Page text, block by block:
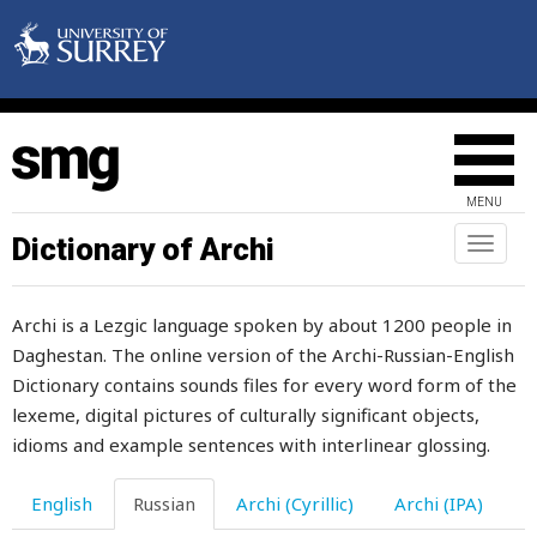
MENU
Toggle
Dictionary of Archi
Archi is a Lezgic language spoken by about 1200 people in
Daghestan. The online version of the Archi-Russian-English
Dictionary contains sounds files for every word form of the
lexeme, digital pictures of culturally significant objects,
idioms and example sentences with interlinear glossing.
English Russian Archi (Cyrillic) Archi (IPA)
класс
классный
класть
клевать
клевер
клеветать